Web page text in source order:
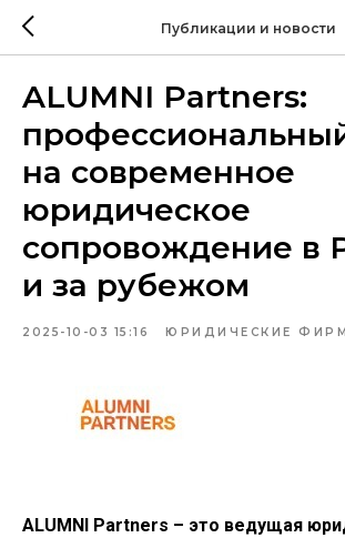
Публикации и новости
ALUMNI Partners:
на современное
юридическое
сопровождение в
и за рубежом
2025-10-03 15:16 ЮРИДИЧЕСКИЕ
ALUMNI Partners – это ведущая